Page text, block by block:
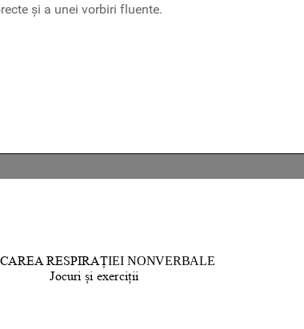
și a unei vorbiri fluente.